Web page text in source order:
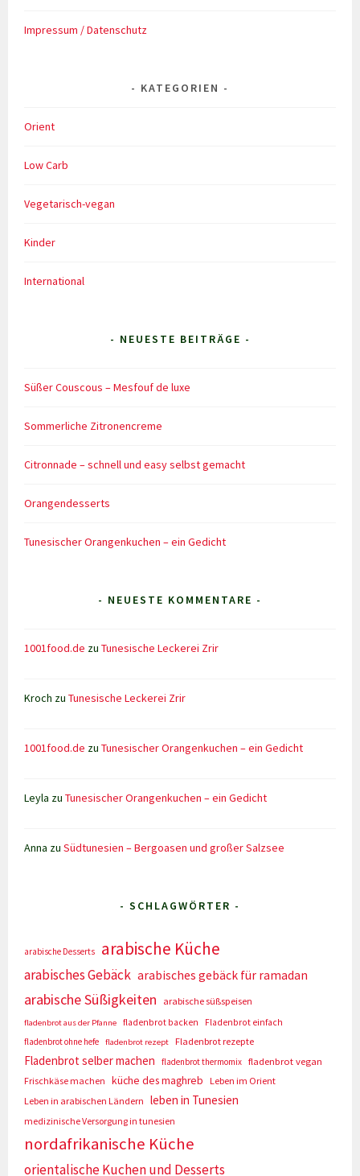
Impressum / Datenschutz
KATEGORIEN
Orient
Low Carb
Vegetarisch-vegan
Kinder
International
- NEUESTE BEITRÄGE -
Süßer Couscous – Mesfouf de luxe
Sommerliche Zitronencreme
Citronnade – schnell und easy selbst gemacht
Orangendesserts
Tunesischer Orangenkuchen – ein Gedicht
- NEUESTE KOMMENTARE -
1001food.de zuTunesische Leckerei Zrir
Kroch zuTunesische Leckerei Zrir
1001food.de zuTunesischer Orangenkuchen – ein Gedicht
Leyla zuTunesischer Orangenkuchen – ein Gedicht
Anna zuSüdtunesien – Bergoasen und großer Salzsee
- SCHLAGWÖRTER -
arabische Desserts arabische Küche
arabisches Gebäck arabisches gebäck für ramadan
arabische Süßigkeiten arabische süßspeisen
fladenbrot aus der Pfanne fladenbrot backen
Fladenbrot einfach
fladenbrot ohne hefe
fladenbrot rezept Fladenbrot rezepte
Fladenbrot selber machen fladenbrot thermomix fladenbrot vegan
Frischkäse machen
küche des maghreb
Leben im Orient
Leben in arabischen Ländern
leben in Tunesien
medizinische Versorgung in tunesien
nordafrikanische Küche
orientalische Kuchen und Desserts